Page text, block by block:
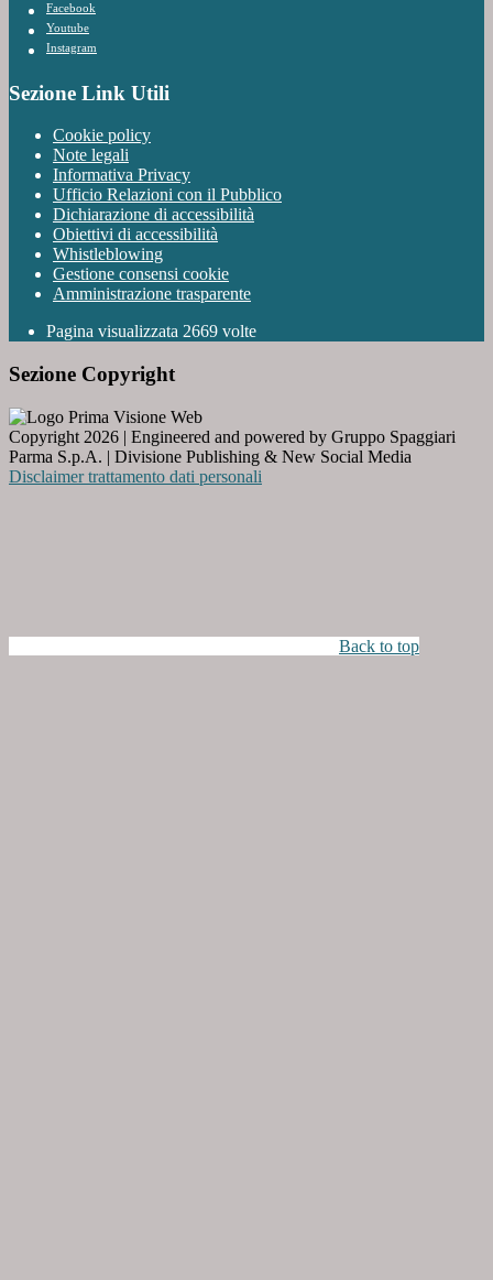
Facebook
Youtube
Instagram
Sezione Link Utili
Cookie policy
Note legali
Informativa Privacy
Ufficio Relazioni con il Pubblico
Dichiarazione di accessibilità
Obiettivi di accessibilità
Whistleblowing
Gestione consensi cookie
Amministrazione trasparente
Pagina visualizzata 2669 volte
Sezione Copyright
Copyright 2026 | Engineered and powered by Gruppo Spaggiari
Parma S.p.A. | Divisione Publishing & New Social Media
Disclaimer trattamento dati personali
Back to top